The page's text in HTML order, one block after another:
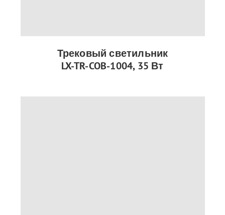
Трековый светильник
LX-TR-COB-1004, 35 Вт